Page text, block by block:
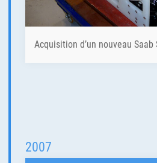
Acquisition d’un nouveau Saab
2007